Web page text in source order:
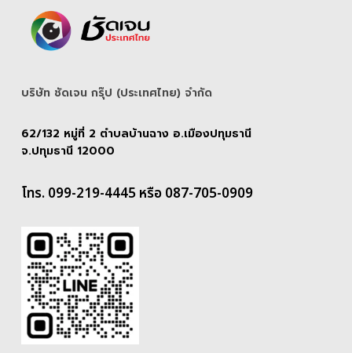
บริษัท ชัดเจน กรุ๊ป (ประเทศไทย) จํากัด
62/132 หมู่ที่ 2 ตำบลบ้านฉาง อ.เมืองปทุมธานี
จ.ปทุมธานี 12000
โทร. 099-219-4445 หรือ 087-705-0909